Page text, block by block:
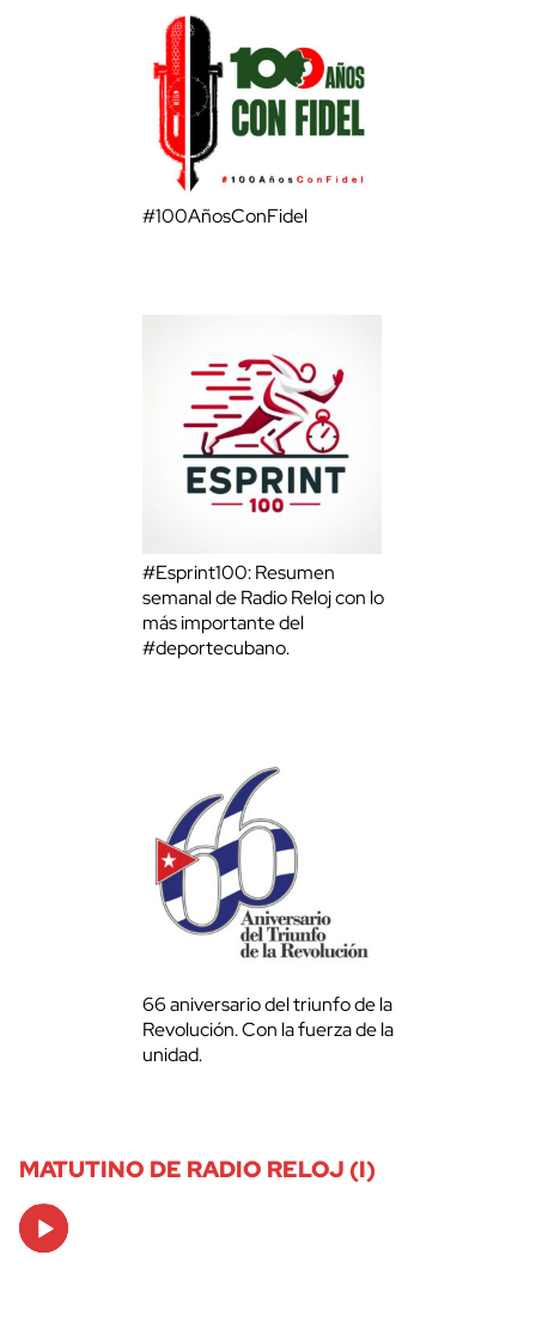
#100AñosConFidel
#Esprint100: Resumen
semanal de Radio Reloj con lo
más importante del
#deportecubano.
66 aniversario del triunfo de la
Revolución. Con la fuerza de la
unidad.
MATUTINO DE RADIO RELOJ (I)
Audio
Player